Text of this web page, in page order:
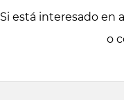
Si está interesado en
o